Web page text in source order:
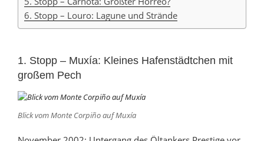
6. Stopp – Louro: Lagune und Strände
1. Stopp – Muxía: Kleines Hafenstädtchen mit
großem Pech
Blick vom Monte Corpiño auf Muxía